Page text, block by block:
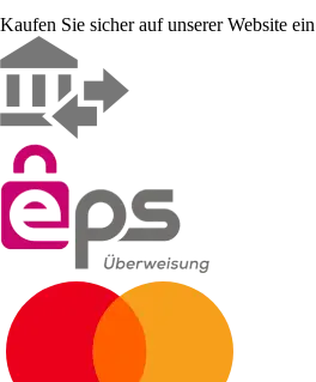
Kaufen Sie sicher auf unserer Website ein